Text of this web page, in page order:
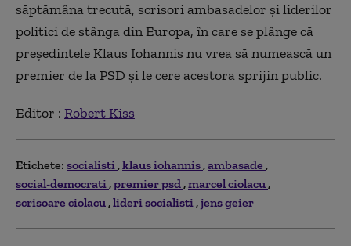
săptămâna trecută, scrisori ambasadelor și liderilor
politici de stânga din Europa, în care se plânge că
președintele Klaus Iohannis nu vrea să numească un
premier de la PSD și le cere acestora sprijin public.
Editor : Robert Kiss
Etichete: socialisti klaus iohannis ambasade
social-democrati premier psd marcel ciolacu
scrisoare ciolacu lideri socialisti jens geier